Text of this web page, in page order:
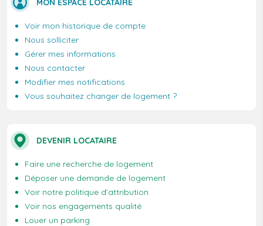
MON ESPACE LOCATAIRE
Voir mon historique de compte
Nous solliciter
Gérer mes informations
Nous contacter
Modifier mes notifications
Vous souhaitez changer de logement ?
DEVENIR LOCATAIRE
Faire une recherche de logement
Déposer une demande de logement
Voir notre politique d’attribution
Voir nos engagements qualité
Louer un parking